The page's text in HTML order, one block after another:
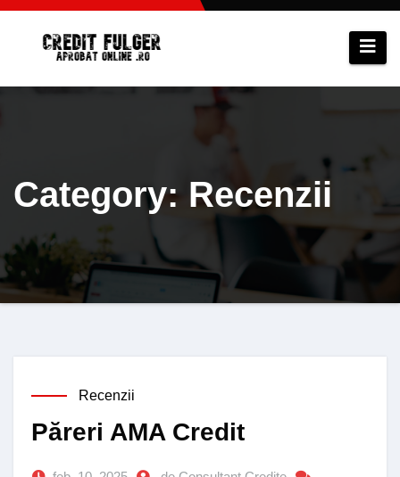
Sari
Category: Recenzii
Recenzii
Păreri AMA Credit